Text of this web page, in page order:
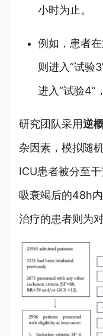
小时为止。
例如，患者
则进入“试验
进入“试验4”
研究团队采用逆
杂因素，模拟随
ICU患者被分至
吸衰竭后的48h
治疗的患者则为对